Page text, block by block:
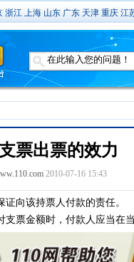
浙江 上海 山东 广东 天津 重庆 江
支票出票的效力
2010-07-16 15:43
向该持票人付款的责任。
票金额时，付款人应当在